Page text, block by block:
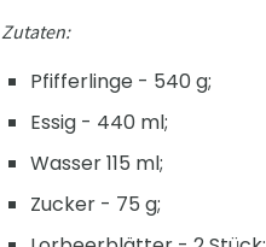
Zutaten:
Pfifferlinge - 540 g;
Essig - 440 ml;
Wasser 115 ml;
Zucker - 75 g;